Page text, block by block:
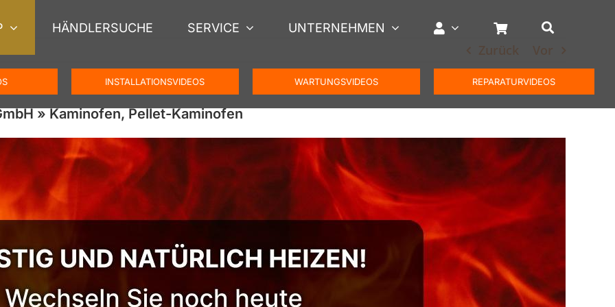
HÄNDLERSUCHE SERVICE UNTERNEHMEN
INSTALLATIONSVIDEOS WARTUNGSVIDEOS REPARATURVIDEOS
Zurück Vor
» Kaminofen, Pellet-Kaminofen